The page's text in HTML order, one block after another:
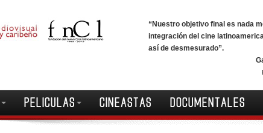
“Nuestro objetivo final es nada
integración del cine
así de desmesurado”.
PELICULAS CINEASTAS DOCUMENTALES